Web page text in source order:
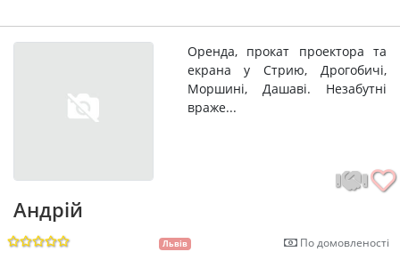
Оренда, прокат проектора та
екрана у Стрию, Дрогобичі,
Моршині, Дашаві. Незабутні
враже...
Андрій
Львів По домовленості